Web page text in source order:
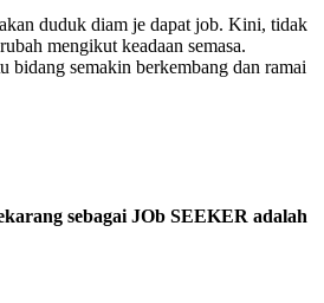
duduk diam je dapat job. Kini, tidak
mengikut keadaan semasa.
bidang semakin berkembang dan ramai
sebagai JOb SEEKER adalah